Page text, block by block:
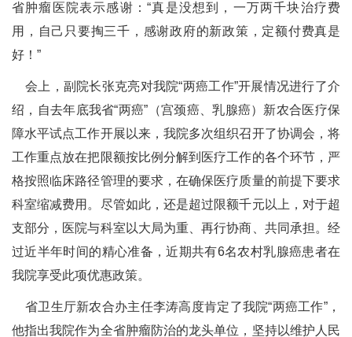
省肿瘤医院表示感谢：“真是没想到，一万两千块治疗费
用，自己只要掏三千，感谢政府的新政策，定额付费真是
好！”
会上，副院长张克亮对我院“两癌工作”开展情况进行了介
绍，自去年底我省“两癌”（宫颈癌、乳腺癌）新农合医疗保
障水平试点工作开展以来，我院多次组织召开了协调会，将
工作重点放在把限额按比例分解到医疗工作的各个环节，严
格按照临床路径管理的要求，在确保医疗质量的前提下要求
科室缩减费用。尽管如此，还是超过限额千元以上，对于超
支部分，医院与科室以大局为重、再行协商、共同承担。经
过近半年时间的精心准备，近期共有6名农村乳腺癌患者在
我院享受此项优惠政策。
省卫生厅新农合办主任李涛高度肯定了我院“两癌工作”，
他指出我院作为全省肿瘤防治的龙头单位，坚持以维护人民